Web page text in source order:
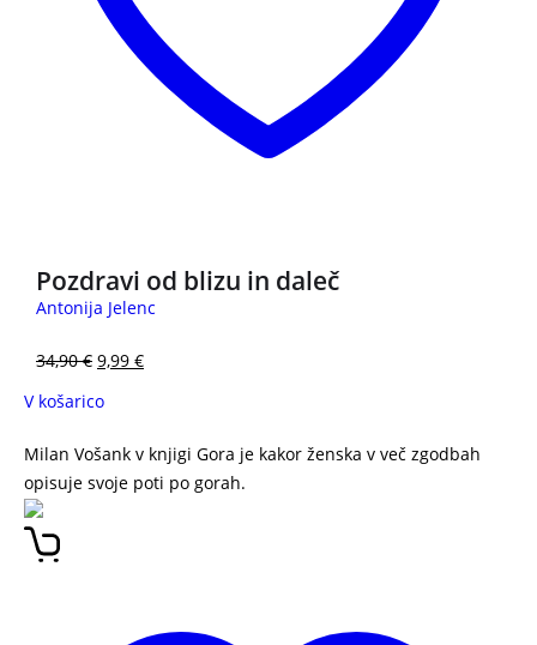
Pozdravi od blizu in daleč
Antonija Jelenc
34,90€ 9,99 €
V košarico
Milan Vošank v knjigi Gora je kakor ženska v več zgodbah
opisuje svoje poti po gorah.